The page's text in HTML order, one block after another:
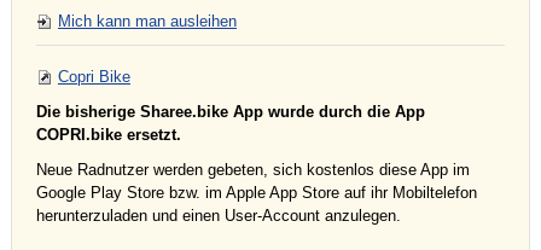
Mich kann man ausleihen
Copri Bike
Die bisherige Sharee.bike App wurde durch die App
COPRI.bike ersetzt.
Neue Radnutzer werden gebeten, sich kostenlos diese App im
Google Play Store bzw. im Apple App Store auf ihr Mobiltelefon
herunterzuladen und einen User-Account anzulegen.